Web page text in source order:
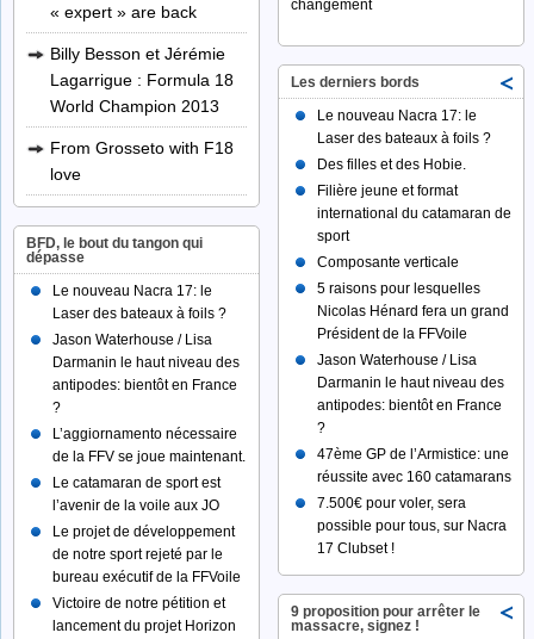
« expert » are back
Billy Besson et Jérémie
Lagarrigue : Formula 18
World Champion 2013
From Grosseto with F18
love
BFD, le bout du tangon qui
dépasse
Le nouveau Nacra 17: le
Laser des bateaux à foils ?
Jason Waterhouse / Lisa
Darmanin le haut niveau des
antipodes: bientôt en France
?
L’aggiornamento nécessaire
de la FFV se joue maintenant.
Le catamaran de sport est
l’avenir de la voile aux JO
Le projet de développement
de notre sport rejeté par le
bureau exécutif de la FFVoile
Victoire de notre pétition et
lancement du projet Horizon
changement
Les derniers bords
Le nouveau Nacra 17: le
Laser des bateaux à foils ?
Des filles et des Hobie.
Filière jeune et format
international du catamaran de
sport
Composante verticale
5 raisons pour lesquelles
Nicolas Hénard fera un grand
Président de la FFVoile
Jason Waterhouse / Lisa
Darmanin le haut niveau des
antipodes: bientôt en France
?
47ème GP de l’Armistice: une
réussite avec 160 catamarans
7.500€ pour voler, sera
possible pour tous, sur Nacra
17 Clubset !
9 proposition pour arrêter le
massacre, signez !